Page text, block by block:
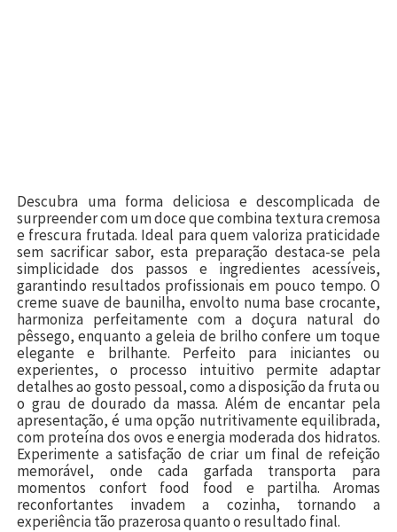
Descubra uma forma deliciosa e descomplicada de
surpreender com um doce que combina textura cremosa
e frescura frutada. Ideal para quem valoriza praticidade
sem sacrificar sabor, esta preparação destaca-se pela
simplicidade dos passos e ingredientes acessíveis,
garantindo resultados profissionais em pouco tempo. O
creme suave de baunilha, envolto numa base crocante,
harmoniza perfeitamente com a doçura natural do
pêssego, enquanto a geleia de brilho confere um toque
elegante e brilhante. Perfeito para iniciantes ou
experientes, o processo intuitivo permite adaptar
detalhes ao gosto pessoal, como a disposição da fruta ou
o grau de dourado da massa. Além de encantar pela
apresentação, é uma opção nutritivamente equilibrada,
com proteína dos ovos e energia moderada dos hidratos.
Experimente a satisfação de criar um final de refeição
memorável, onde cada garfada transporta para
momentos confort food food e partilha. Aromas
reconfortantes invadem a cozinha, tornando a
experiência tão prazerosa quanto o resultado final.